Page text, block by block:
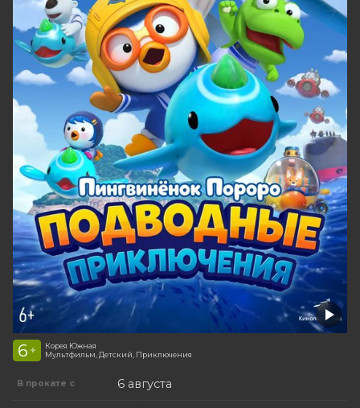
6 +
Корея Южная
Мультфильм, Детский, Приключения
В прокате с 6 августа